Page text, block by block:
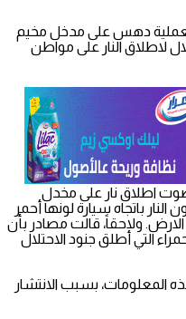
بعملية دهس على مدخل مخيم
لاطلاق النار على مواطن
اطلاق نار على مخدل
باتجاه سيارة لونها أحمر
ولاحقاً، قالت مصادر بأن
التي أطلق جنود الاحتلال
المعلومات، بسبب الانتشار